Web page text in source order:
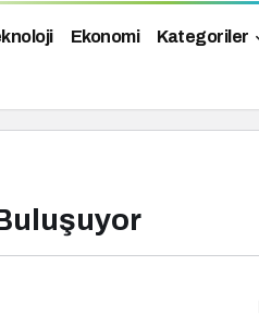
Ekonomi Kategoriler